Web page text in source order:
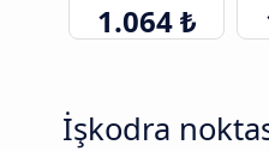
1.064 ₺
İşkodra